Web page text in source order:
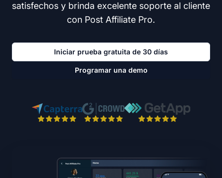
satisfechos y brinda excelente soporte al cliente
con Post Affiliate Pro.
Iniciar prueba gratuita de 30 días
Programar una demo